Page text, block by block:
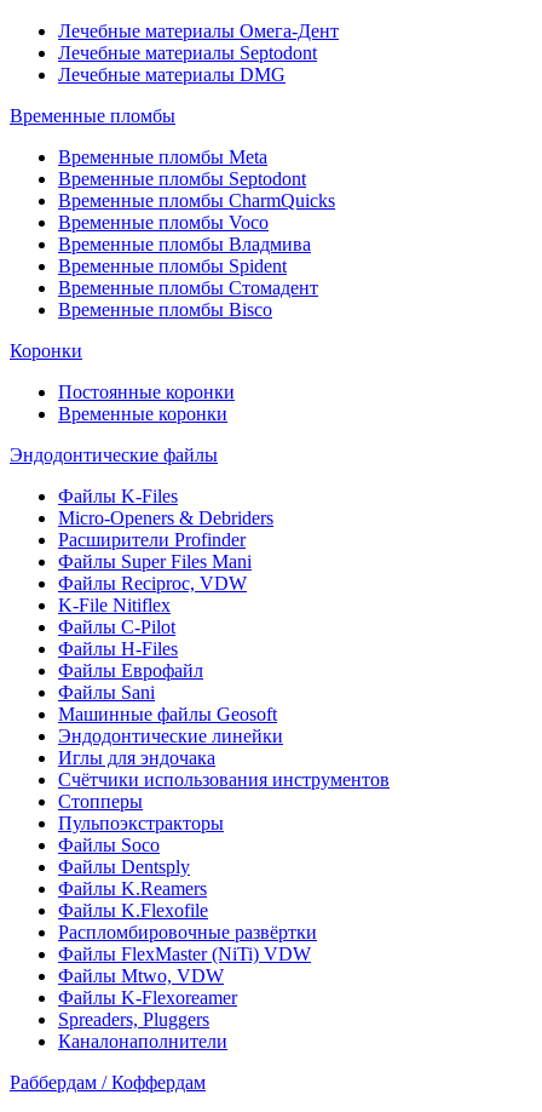
Лечебные материалы Омега-Дент
Лечебные материалы Septodont
Лечебные материалы DMG
Временные пломбы
Временные пломбы Meta
Временные пломбы Septodont
Временные пломбы CharmQuicks
Временные пломбы Voco
Временные пломбы Владмива
Временные пломбы Spident
Временные пломбы Стомадент
Временные пломбы Bisco
Коронки
Постоянные коронки
Временные коронки
Эндодонтические файлы
Файлы K-Files
Micro-Openers & Debriders
Расширители Profinder
Файлы Super Files Mani
Файлы Reciproc, VDW
K-File Nitiflex
Файлы C-Pilot
Файлы H-Files
Файлы Еврофайл
Файлы Sani
Машинные файлы Geosoft
Эндодонтические линейки
Иглы для эндочака
Счётчики использования инструментов
Стопперы
Пульпоэкстракторы
Файлы Soco
Файлы Dentsply
Файлы K.Reamers
Файлы K.Flexofile
Распломбировочные развёртки
Файлы FlexMaster (NiTi) VDW
Файлы Mtwo, VDW
Файлы K-Flexoreamer
Spreaders, Pluggers
Каналонаполнители
Раббердам / Коффердам